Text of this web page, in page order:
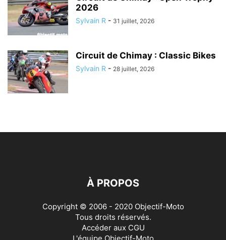
2026
Sylvain R - 31 juillet, 2026
Circuit de Chimay : Classic Bikes
Sylvain R - 28 juillet, 2026
À PROPOS
Copyright © 2006 - 2020 Objectif-Moto
Tous droits réservés.
Accéder aux CGU